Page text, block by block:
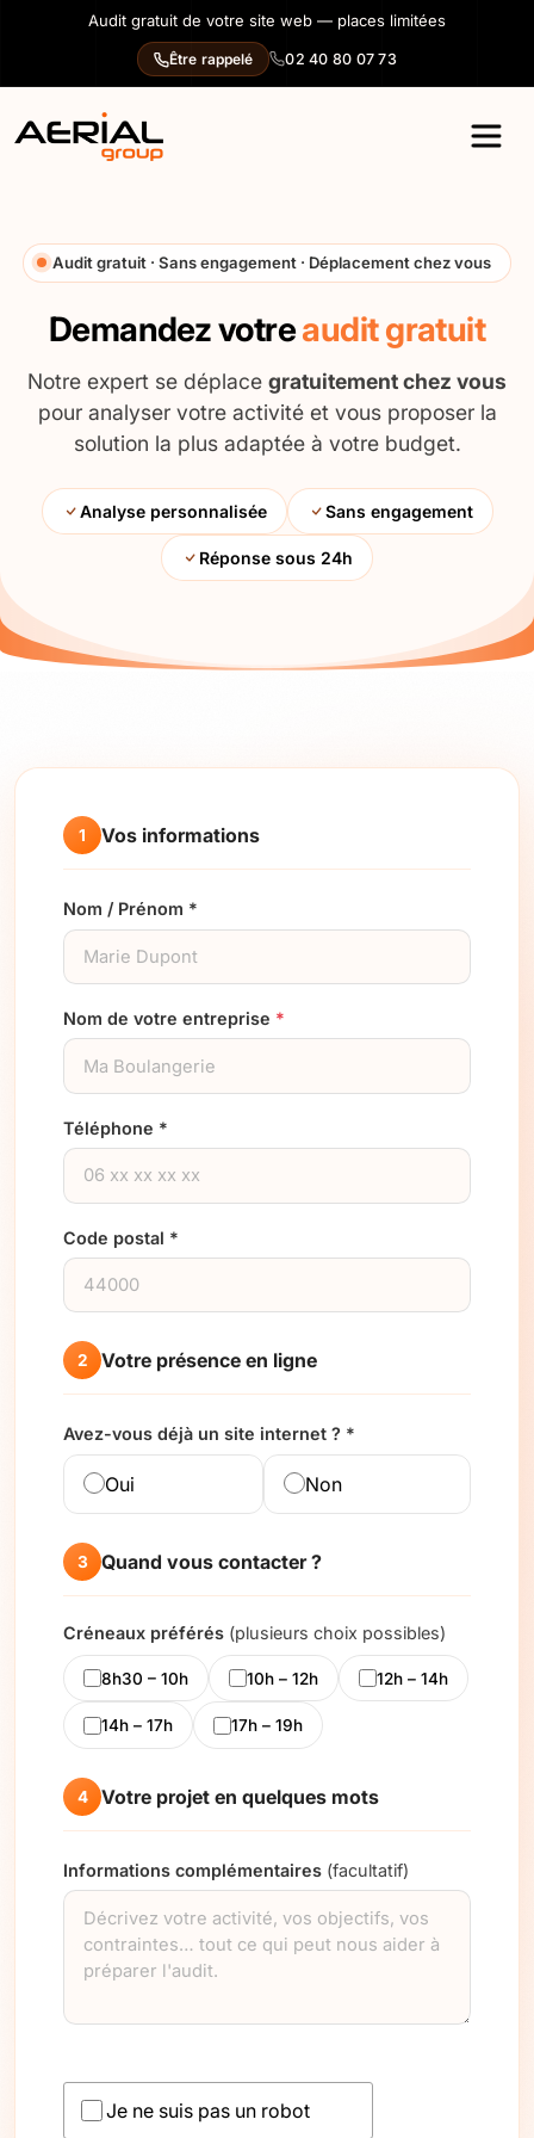
Audit gratuit de votre site web — places limitées
Être rappelé 02 40 80 07 73
Audit gratuit · Sans engagement · Déplacement chez vous
Demandez votreaudit gratuit
Notre expert se déplace gratuitement chez vous
pour analyser votre activitéet vous proposer la
solution la plus adaptée à votre budget.
Analyse personnalisée Sans engagement
Réponse sous 24h
1 Vos informations
Nom / Prénom *
Nom de votre entreprise *
Téléphone *
Code postal *
2 Votre présence en ligne
Avez-vous déjà un site internet ? *
Oui Non
3 Quand vous contacter ?
Créneaux préférés (plusieurs choix possibles)
8h30 – 10h 10h – 12h 12h – 14h
14h – 17h 17h – 19h
4 Votre projet en quelques mots
Informations complémentaires (facultatif)
Je ne suis pas un robot
Panneau de gestion des cookies